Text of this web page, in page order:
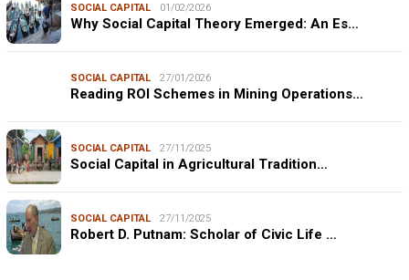
SOCIAL CAPITAL 01/02/2026
Why Social Capital Theory Emerged: An Es…
SOCIAL CAPITAL 27/01/2026
Reading ROI Schemes in Mining Operations…
SOCIAL CAPITAL 27/11/2025
Social Capital in Agricultural Tradition…
SOCIAL CAPITAL 27/11/2025
Robert D. Putnam: Scholar of Civic Life …